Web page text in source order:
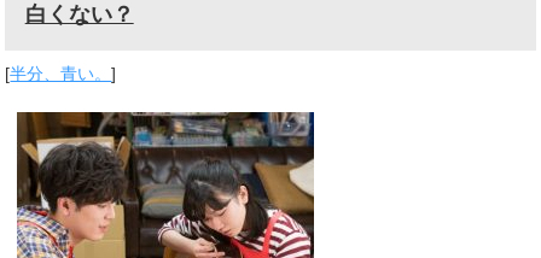
白くない？
[半分、青い。]